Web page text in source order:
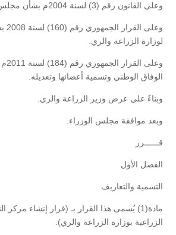
وعلى القانون رقم (3) لسنة 2004م بشأن مجلس الوزراء.
لوزارة الزراعة والري.
الوفاق الوطني وتسمية أعضائها وتعديله.
وبناءً على عرض وزير الزراعة والري.
وبعد موافقة مجلس الوزراء.
قــــــرر
الفصل الأول
التسمية والتعاريف
مادة(1) يُسمى هذا القرار بـ (قرار إنشاء مركز
الزراعية بوزارة الزراعة والري).